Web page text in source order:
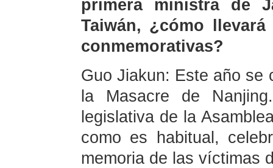
primera ministra de
Taiwán, ¿cómo
conmemorativas?
Guo Jiakun: Este año se
la Masacre de
legislativa de la
como es habitual,
memoria de las víctimas